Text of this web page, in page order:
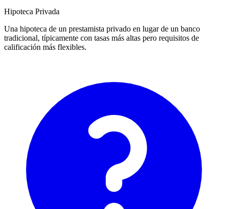
Hipoteca Privada
Una hipoteca de un prestamista privado en lugar de un banco
tradicional, típicamente con tasas más altas pero requisitos de
calificación más flexibles.